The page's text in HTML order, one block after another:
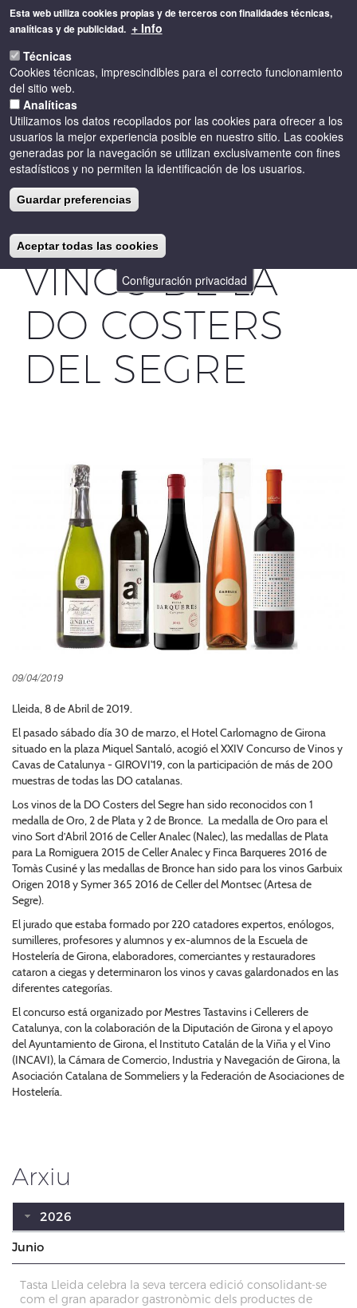
Configuración privacidad
Esta web utiliza cookies propias y de terceros con finalidades técnicas,
analíticas y de publicidad. + Info
Técnicas
Cookies técnicas, imprescindibles para el correcto funcionamiento
del sitio web.
Analíticas
Utilizamos los datos recopilados por las cookies para ofrecer a los
usuarios la mejor experiencia posible en nuestro sitio. Las cookies
generadas por la navegación se utilizan exclusivamente con fines
estadísticos y no permiten la identificación de los usuarios.
Guardar preferencias
Aceptar todas las cookies
Pasar
principal
GIROVI 2019
PREMIA 5
VINOS DE LA
DO COSTERS
DEL SEGRE
09/04/2019
Lleida, 8 de Abril de 2019.
El pasado sábado día 30 de marzo, el Hotel Carlomagno de Girona
situado en la plaza Miquel Santaló, acogió el XXIV Concurso de Vinos y
Cavas de Catalunya - GIROVI'19, con la participación de más de 200
muestras de todas las DO catalanas.
Los vinos de la DO Costers del Segre han sido reconocidos con 1
medalla de Oro, 2 de Plata y 2 de Bronce. La medalla de Oro para el
vino Sort d’Abril 2016 de Celler Analec (Nalec), las medallas de Plata
para La Romiguera 2015 de Celler Analec y Finca Barqueres 2016 de
Tomàs Cusiné y las medallas de Bronce han sido para los vinos Garbuix
Origen 2018 y Symer 365 2016 de Celler del Montsec (Artesa de
Segre).
El jurado que estaba formado por 220 catadores expertos, enólogos,
sumilleres, profesores y alumnos y ex-alumnos de la Escuela de
Hostelería de Girona, elaboradores, comerciantes y restauradores
cataron a ciegas y determinaron los vinos y cavas galardonados en las
diferentes categorías.
El concurso está organizado por Mestres Tastavins i Cellerers de
Catalunya, con la colaboración de la Diputación de Girona y el apoyo
del Ayuntamiento de Girona, el Instituto Catalán de la Viña y el Vino
(INCAVI), la Cámara de Comercio, Industria y Navegación de Girona, la
Asociación Catalana de Sommeliers y la Federación de Asociaciones de
Hostelería.
Arxiu
2026
Junio
Tasta Lleida celebra la seva tercera edició consolidant-se
com el gran aparador gastronòmic dels productes de